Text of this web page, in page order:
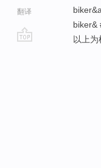
翻译
biker&
以上